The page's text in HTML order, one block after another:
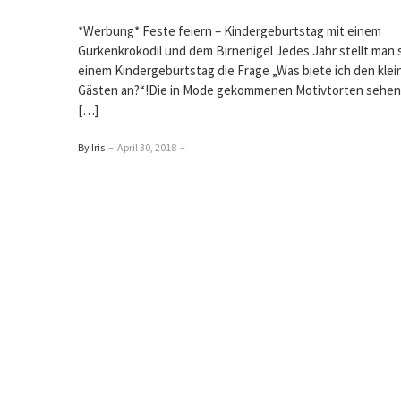
*Werbung* Feste feiern – Kindergeburtstag mit einem
Gurkenkrokodil und dem Birnenigel Jedes Jahr stellt man
einem Kindergeburtstag die Frage „Was biete ich den
Gästen an?“!Die in Mode gekommenen Motivtorten
[…]
By Iris – April 30, 2018 –